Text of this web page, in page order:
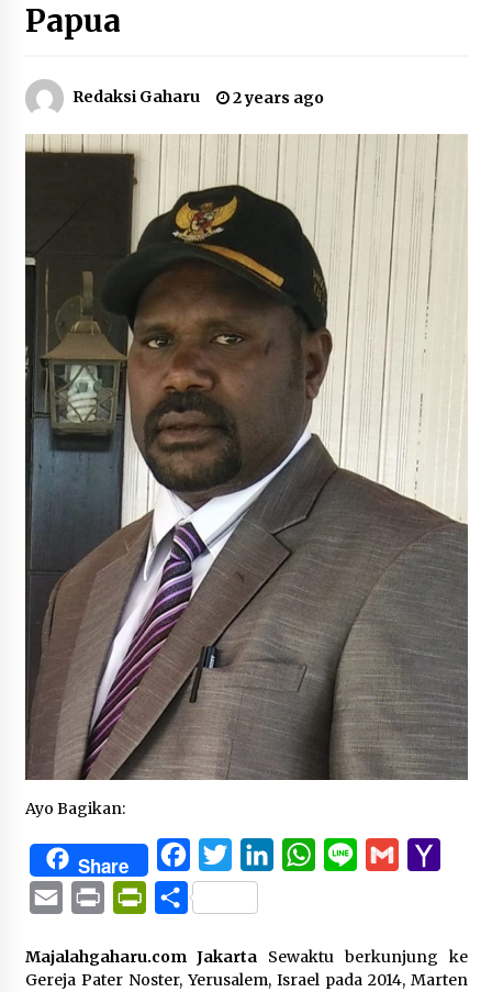
Papua
Redaksi Gaharu 2 years ago
Ayo Bagikan:
Share FacebookTwitterLinkedInWhatsApp
Line Gmail
Email Print PrintFriendly
Share
Majalahgaharu.com Jakarta Sewaktu berkunjung ke
Gereja Pater Noster, Yerusalem, Israel pada 2014, Marten